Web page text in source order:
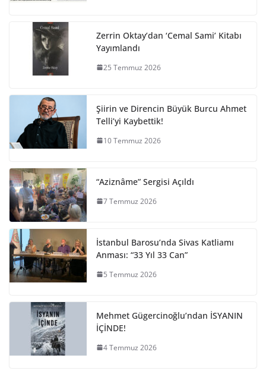
Zerrin Oktay’dan ‘Cemal Sami’ Kitabı
Yayımlandı
25 Temmuz 2026
Şiirin ve Direncin Büyük Burcu Ahmet
Telli’yi Kaybettik!
10 Temmuz 2026
“Aziznâme” Sergisi Açıldı
7 Temmuz 2026
İstanbul Barosu’nda Sivas Katliamı
Anması: “33 Yıl 33 Can”
5 Temmuz 2026
Mehmet Gügercinoğlu’ndan İSYANIN
İÇİNDE!
4 Temmuz 2026